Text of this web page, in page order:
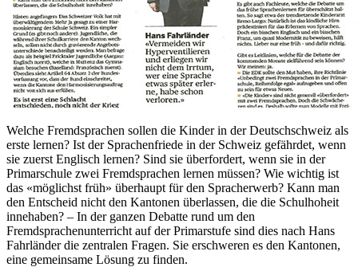
Welche Fremdsprachen sollen die Kinder in der Deutschschweiz als
erste lernen? Ist der Sprachenfriede in der Schweiz gefährdet, wenn
sie zuerst Englisch lernen? Sind sie überfordert, wenn sie in der
Primarschule zwei Fremdsprachen lernen müssen? Wie wichtig ist
das «möglichst früh» überhaupt für den Spracherwerb? Kann man
den Entscheid nicht den Kantonen überlassen, die die Schulhoheit
innehaben? – In der ganzen Debatte rund um den
Fremdsprachenunterricht auf der Primarstufe sind dies nach Hans
Fahrländer die zentralen Fragen. Sie erschweren es den Kantonen,
eine gemeinsame Lösung zu finden.